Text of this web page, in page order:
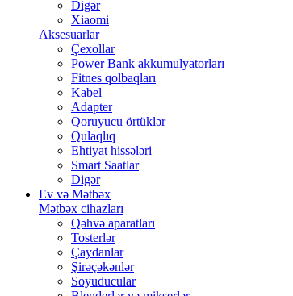
Digər
Xiaomi
Aksesuarlar
Çexollar
Power Bank akkumulyatorları
Fitnes qolbaqları
Kabel
Adapter
Qoruyucu örtüklər
Qulaqlıq
Ehtiyat hissələri
Smart Saatlar
Digər
Ev və Mətbəx
Mətbəx cihazları
Qəhvə aparatları
Tosterlər
Çaydanlar
Şirəçəkənlər
Soyuducular